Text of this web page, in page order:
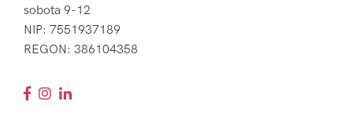
sobota 9-12
NIP: 7551937189
REGON: 386104358